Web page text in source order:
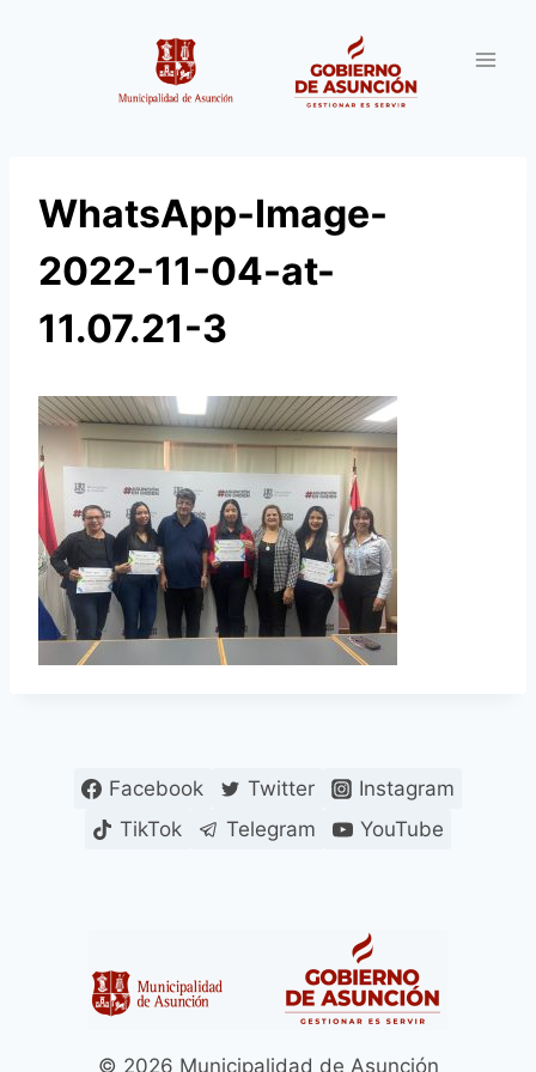
WhatsApp-Image-
2022-11-04-at-
11.07.21-3
Facebook Twitter
Instagram
TikTok
Telegram YouTube
© 2026 Municipalidad de Asunción